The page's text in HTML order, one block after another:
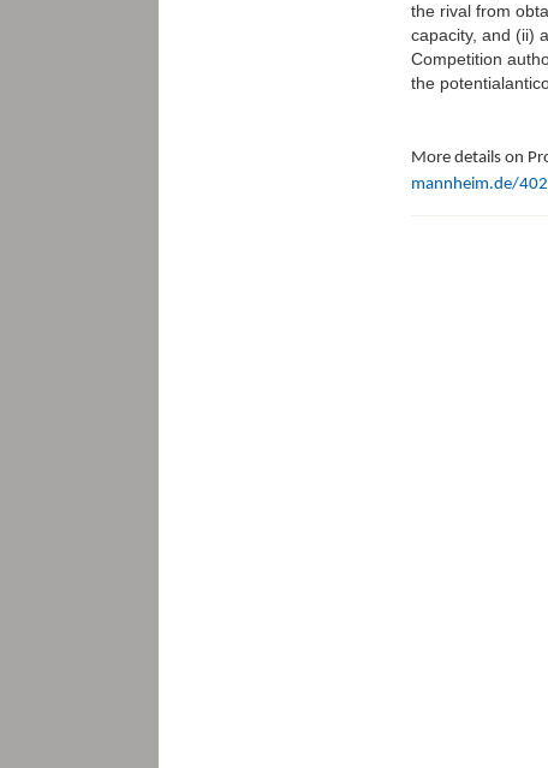
the rival from
capacity, and (ii)
Competition
the
More details on
mannheim.de/